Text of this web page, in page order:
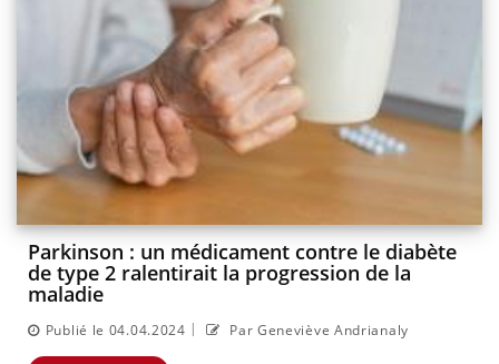
Parkinson : un médicament contre le diabète
de type 2 ralentirait la progression de la
maladie
Publié le 04.04.2024 | Par Geneviève Andrianaly